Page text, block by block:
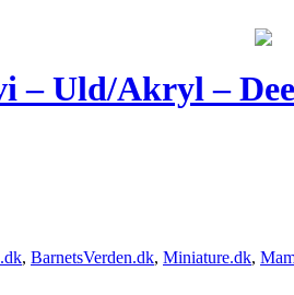
– Uld/Akryl –
, BarnetsVerden.dk, Miniature.dk,